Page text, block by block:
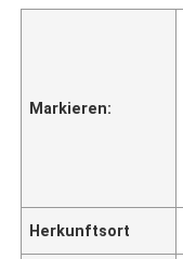
Markieren:
Herkunftsort